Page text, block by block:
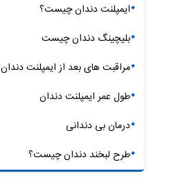
ایمپلنت دندان چیست؟
بلیچینگ دندان چیست
مراقبت های بعد از ایمپلنت دندان
طول عمر ایمپلنت دندان
درمان بی دندانی
طرح لبخند دندان چیست؟